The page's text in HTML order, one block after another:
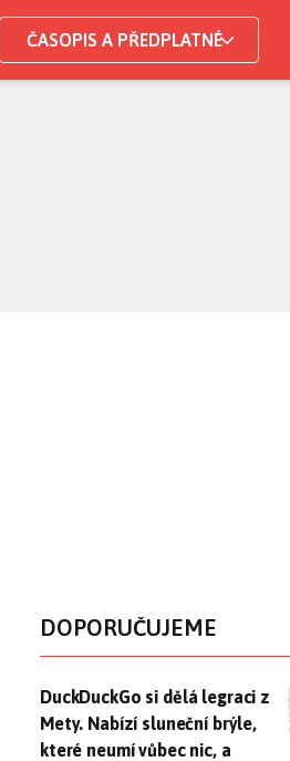
ČASOPIS A PŘEDPLATNÉ
DOPORUČUJEME
DuckDuckGo si dělá legraci z
DuckDuckGo si dělá legraci z
Mety. Nabízí sluneční brýle,
které neumí vůbec nic, a